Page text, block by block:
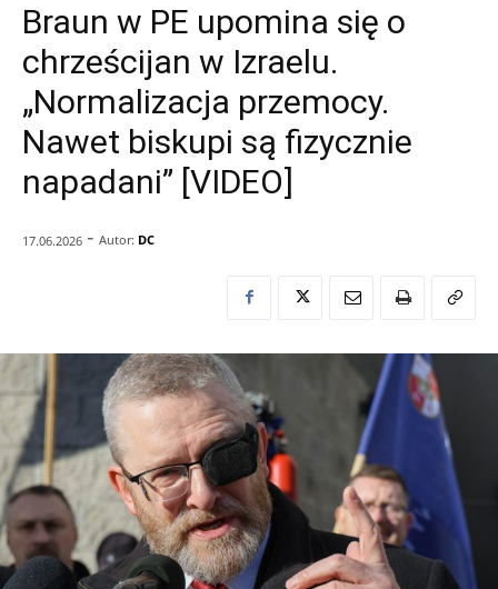
Braun w PE upomina się o
chrześcijan w Izraelu.
„Normalizacja przemocy.
Nawet biskupi są fizycznie
napadani” [VIDEO]
17.06.2026 - Autor: DC